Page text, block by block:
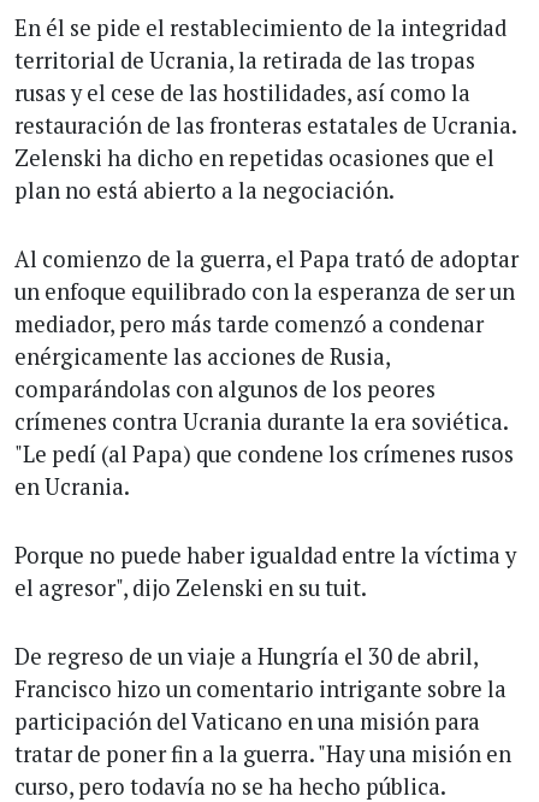
En él se pide el restablecimiento de la integridad
territorial de Ucrania, la retirada de las tropas
rusas y el cese de las hostilidades, así como la
restauración de las fronteras estatales de Ucrania.
Zelenski ha dicho en repetidas ocasiones que el
plan no está abierto a la negociación.
Al comienzo de la guerra, el Papa trató de adoptar
un enfoque equilibrado con la esperanza de ser un
mediador, pero más tarde comenzó a condenar
enérgicamente las acciones de Rusia,
comparándolas con algunos de los peores
crímenes contra Ucrania durante la era soviética.
"Le pedí (al Papa) que condene los crímenes rusos
en Ucrania.
Porque no puede haber igualdad entre la víctima y
el agresor", dijo Zelenski en su tuit.
De regreso de un viaje a Hungría el 30 de abril,
Francisco hizo un comentario intrigante sobre la
participación del Vaticano en una misión para
tratar de poner fin a la guerra. "Hay una misión en
curso, pero todavía no se ha hecho pública.